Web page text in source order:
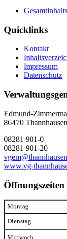
Quicklinks
Kontakt
Impressum
Datenschutz
Edmund-
86470 Thannhausen
08281 901-0
08281 901-20
www.vg-
Öffnungszeiten
Montag
Dienstag